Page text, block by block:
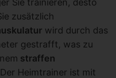
Sie trainieren, desto
zusätzlich
wird durch das
gestrafft, was zu
straffen
Heimtrainer ist mit